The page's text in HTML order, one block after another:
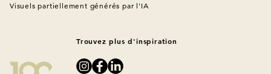
Visuels partiellement générés par l'IA
Trouvez plus d'inspiration